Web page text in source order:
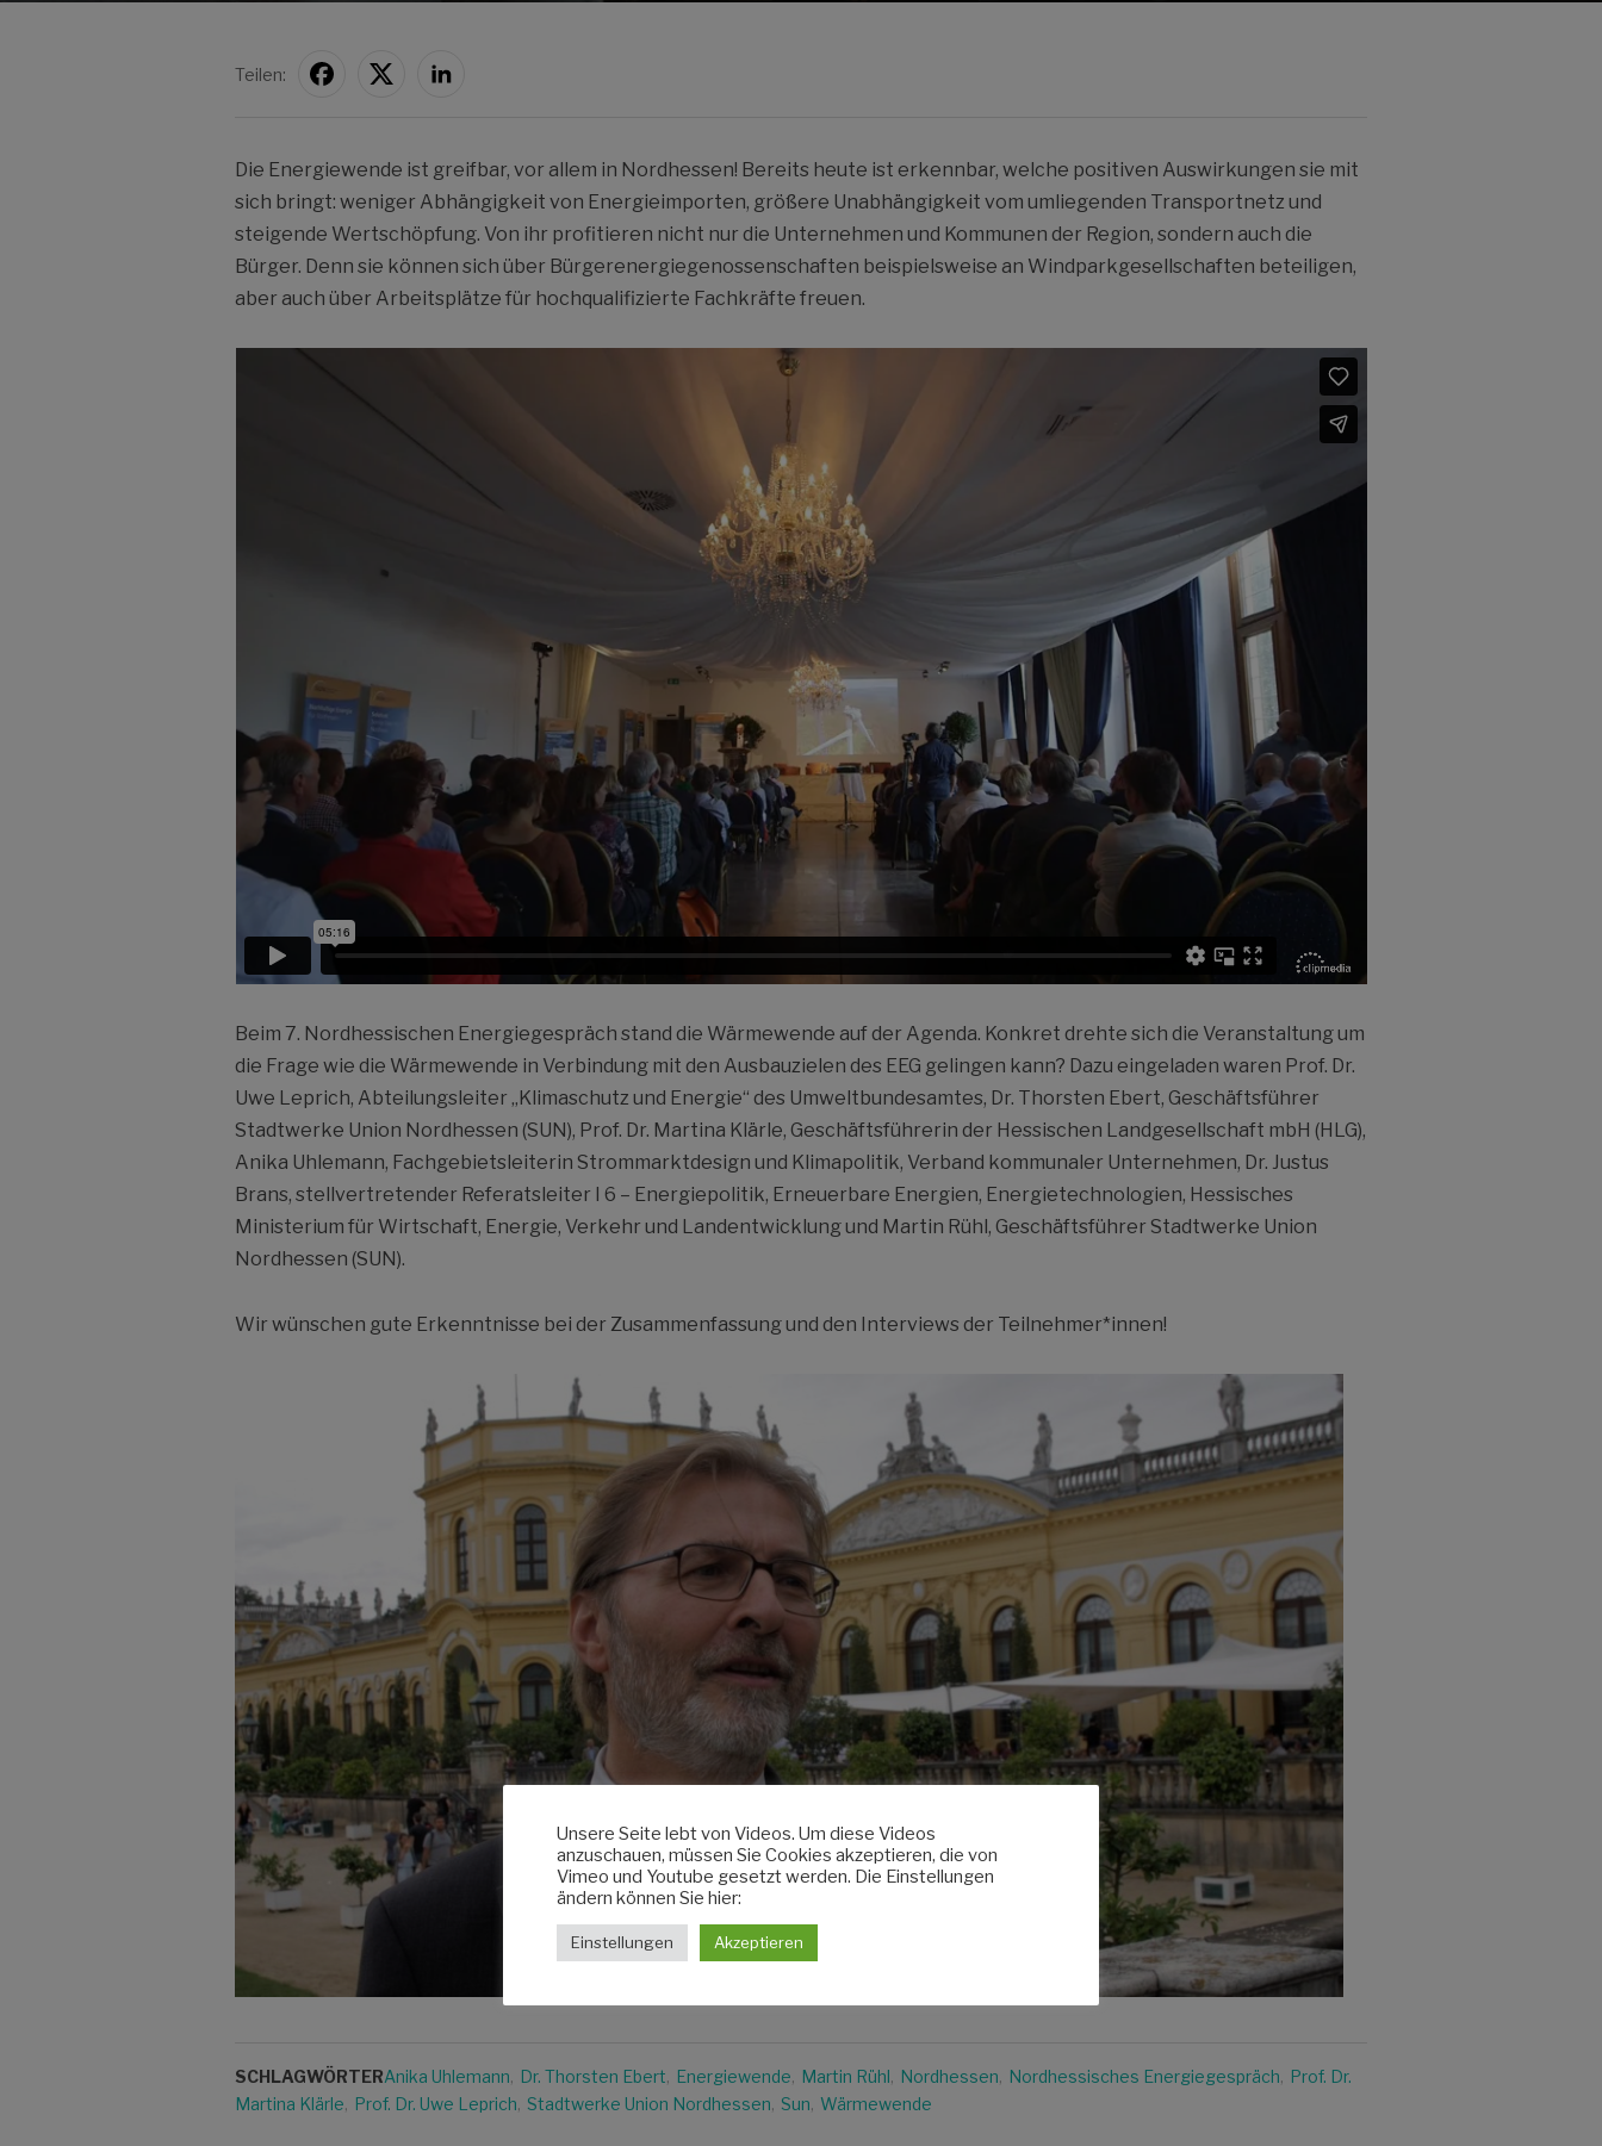
Teilen:
Die Energiewende ist greifbar, vor allem in Nordhessen! Bereits heute ist erkennbar, welche positiven Auswirkungen sie mit
sich bringt: weniger Abhängigkeit von Energieimporten, größere Unabhängigkeit vom umliegenden Transportnetz und
steigende Wertschöpfung. Von ihr profitieren nicht nur die Unternehmen und Kommunen der Region, sondern auch die
Bürger. Denn sie können sich über Bürgerenergiegenossenschaften beispielsweise an Windparkgesellschaften beteiligen,
aber auch über Arbeitsplätze für hochqualifizierte Fachkräfte freuen.
Beim 7. Nordhessischen Energiegespräch stand die Wärmewende auf der Agenda. Konkret drehte sich die Veranstaltung um
die Frage wie die Wärmewende in Verbindung mit den Ausbauzielen des EEG gelingen kann? Dazu eingeladen waren Prof. Dr.
Uwe Leprich, Abteilungsleiter „Klimaschutz und Energie“ des Umweltbundesamtes, Dr. Thorsten Ebert, Geschäftsführer
Stadtwerke Union Nordhessen (SUN), Prof. Dr. Martina Klärle, Geschäftsführerin der Hessischen Landgesellschaft mbH (HLG),
Anika Uhlemann, Fachgebietsleiterin Strommarktdesign und Klimapolitik, Verband kommunaler Unternehmen, Dr. Justus
Brans, stellvertretender Referatsleiter I 6 – Energiepolitik, Erneuerbare Energien, Energietechnologien, Hessisches
Ministerium für Wirtschaft, Energie, Verkehr und Landentwicklung und Martin Rühl, Geschäftsführer Stadtwerke Union
Nordhessen (SUN).
Wir wünschen gute Erkenntnisse bei der Zusammenfassung und den Interviews der Teilnehmer*innen!
SCHLAGWÖRTERAnika Uhlemann, Dr. Thorsten Ebert, Energiewende, Martin Rühl, Nordhessen, Nordhessisches Energiegespräch, Prof. Dr.
Martina Klärle, Prof. Dr. Uwe Leprich, Stadtwerke Union Nordhessen, Sun, Wärmewende
Unsere Seite lebt von Videos. Um diese Videos
anzuschauen, müssen Sie Cookies akzeptieren, die von
Vimeo und Youtube gesetzt werden. Die Einstellungen
ändern können Sie hier:
Einstellungen Akzeptieren